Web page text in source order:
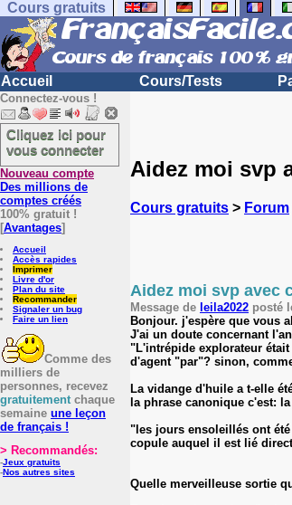
Cours gratuits
Accueil Cours/Tests
Connectez-vous !
Cliquez ici pour
vous connecter
Nouveau compte
Des millions de
comptes créés
100% gratuit !
[Avantages]
Accueil
Accès rapides
Imprimer
Livre d'or
Plan du site
Recommander
Signaler un bug
Faire un lien
Comme des
milliers de
personnes, recevez
gratuitementchaque
semaine une leçon
de français !
> Recommandés:
-Jeux gratuits
-Nos autres sites
Aidez moi svp
Cours gratuits > Forum
Aidez moi svp avec
Message de leila2022 posté
Bonjour. j'espère que vous
J'ai un doute concernant
"L'intrépide explorateur
d'agent "par"? sinon,
La vidange d'huile a t-elle
la phrase canonique c'est:
"les jours ensoleillés ont
copule auquel il est lié
Quelle merveilleuse sortie